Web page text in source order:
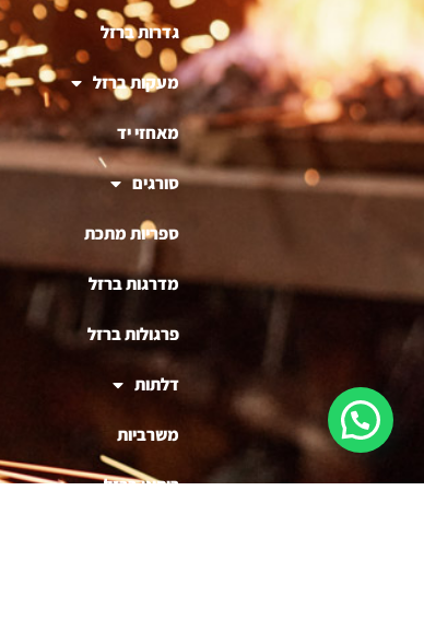
גדרות ברזל
מעקות ברזל
מאחזי יד
סורגים
ספריות מתכת
מדרגות ברזל
פרגולות ברזל
דלתות
משרביות
ריהוט ברזל